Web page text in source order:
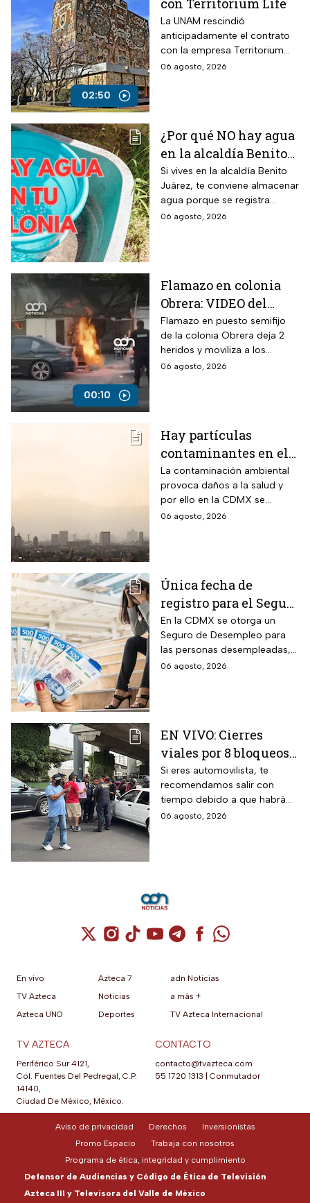
02:50
La UNAM rescindió
anticipadamente el contrato
con la empresa Territorium
Life, encargada del examen
06 agosto, 2026
¿Por qué NO hay agua
en la alcaldía Benito
Juárez? Lista de
colonias afectadas
hasta el viernes
Si vives en la alcaldía Benito
Juárez, te conviene almacenar
agua porque se registra
suspensión del suministro por
06 agosto, 2026
00:10
Flamazo en colonia
Obrera: VIDEO del
siniestro en puesto
semifijo que dejó
heridos
Flamazo en puesto semifijo
de la colonia Obrera deja 2
heridos y moviliza a los
servicios de emergencia en
06 agosto, 2026
Hay partículas
contaminantes en el
ambiente; así está la
calidad del aire hoy
en CDMX
La contaminación ambiental
provoca daños a la salud y
por ello en la CDMX se
monitorea la calidad del aire
06 agosto, 2026
Única fecha de
registro para el Seguro
de Desempleo en
CDMX que da 3 mil
566 pesos
En la CDMX se otorga un
Seguro de Desempleo para
las personas desempleadas,
así que si perdiste tu trabajo
06 agosto, 2026
EN VIVO: Cierres
viales por 8 bloqueos
en CDMX hoy
Si eres automovilista, te
recomendamos salir con
tiempo debido a que habrá
cierres viales por
06 agosto, 2026
Cuenta de X / Twitter (se abre en una
Cuenta de Instagram (se abre en una
Cuenta de TikTok (se abre en
Cuenta de YouTube (se abre
Cuenta de Telegram (se
Cuenta de
Cuenta de
En vivo
TV Azteca
Azteca UNO
Azteca 7
Noticias
Deportes
adn Noticias
a más +
TV Azteca Internacional
TV AZTECA
Periférico Sur 4121,
Col. Fuentes Del Pedregal, C.P.
14140,
Ciudad De México, México.
CONTACTO
contacto@tvazteca.com
55 1720 1313
Conmutador
Aviso de privacidad Derechos
Inversionistas
Promo Espacio
Trabaja con nosotros
Programa de ética, integridad y cumplimiento
Defensor de Audiencias y Código de Ética de Televisión
Azteca III y Televisora del Valle de México